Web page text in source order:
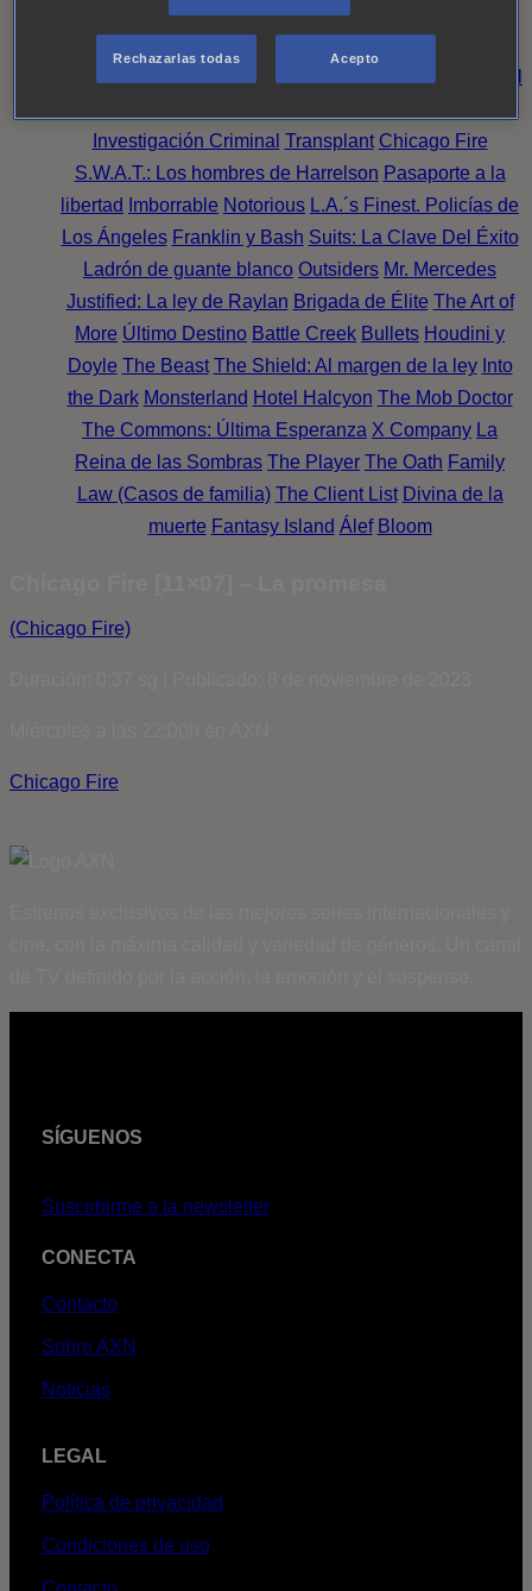
Wild Bill Mentes Criminales
Investigación Criminal Transplant Chicago Fire
S.W.A.T.: Los hombres de Harrelson Pasaporte a la
libertad
Imborrable Notorious L.A.´s Finest. Policías de
Los Ángeles Franklin y Bash Suits: La Clave Del Éxito
Ladrón de guante blanco Outsiders Mr. Mercedes
Justified: La ley de Raylan Brigada de Élite The Art of
More Último Destino Battle Creek Bullets Houdini y
Doyle The Beast The Shield: Al margen de la ley Into
the Dark Monsterland Hotel Halcyon The Mob Doctor
The Commons: Última Esperanza X Company La
Reina de las Sombras The Player The Oath Family
Law (Casos de familia) The Client List Divina de la
muerte Fantasy Island Álef Bloom
(Chicago Fire)
Chicago Fire
SÍGUENOS
Suscribirme a la newsletter
CONECTA
Contacto
Sobre AXN
Noticias
LEGAL
Política de privacidad
Condiciones de uso
Rechazarlas todas Acepto